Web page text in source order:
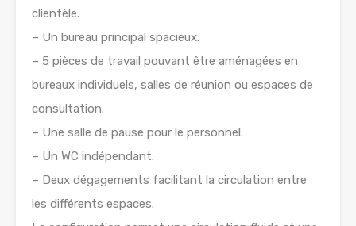
clientèle.
– Un bureau principal spacieux.
– 5 pièces de travail pouvant être aménagées en
bureaux individuels, salles de réunion ou espaces de
consultation.
– Une salle de pause pour le personnel.
– Un WC indépendant.
– Deux dégagements facilitant la circulation entre
les différents espaces.